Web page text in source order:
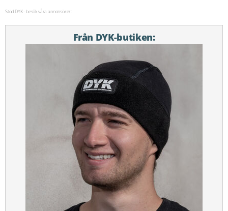
Stöd DYK - besök våra annonsörer:
Från DYK-butiken: